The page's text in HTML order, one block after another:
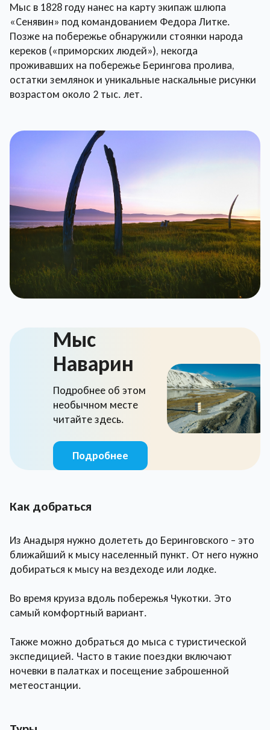
Мыс в 1828 году нанес на карту экипаж шлюпа
«Сенявин» под командованием Федора Литке.
Позже на побережье обнаружили стоянки народа
кереков («приморских людей»), некогда
проживавших на побережье Берингова пролива,
остатки землянок и уникальные наскальные рисунки
возрастом около 2 тыс. лет.
Мыс
Наварин
Подробнее об этом
необычном месте
читайте здесь.
Подробнее
Как добраться
Из Анадыря нужно долететь до Беринговского – это
ближайший к мысу населенный пункт. От него нужно
добираться к мысу на вездеходе или лодке.
Во время круиза вдоль побережья Чукотки. Это
самый комфортный вариант.
Также можно добраться до мыса с туристической
экспедицией. Часто в такие поездки включают
ночевки в палатках и посещение заброшенной
метеостанции.